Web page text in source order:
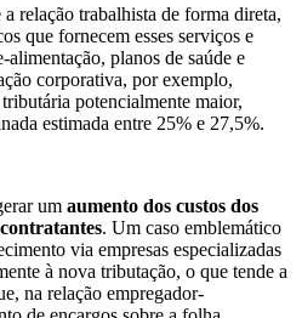
relação trabalhista de forma direta,
que fornecem esses serviços e
planos de saúde e
corporativa, por exemplo,
potencialmente maior,
estimada entre 25% e 27,5%.
um aumento dos custos dos
. Um caso emblemático
via empresas especializadas
à nova tributação, o que tende a
na relação empregador-